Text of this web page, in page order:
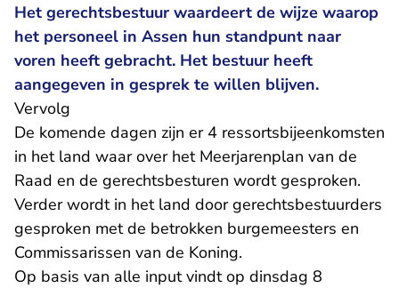
Het gerechtsbestuur waardeert de wijze waarop
het personeel in Assen hun standpunt naar
voren heeft gebracht. Het bestuur heeft
aangegeven in gesprek te willen blijven.
Vervolg
De komende dagen zijn er 4 ressortsbijeenkomsten
in het land waar over het Meerjarenplan van de
Raad en de gerechtsbesturen wordt gesproken.
Verder wordt in het land door gerechtsbestuurders
gesproken met de betrokken burgemeesters en
Commissarissen van de Koning.
Op basis van alle input vindt op dinsdag 8